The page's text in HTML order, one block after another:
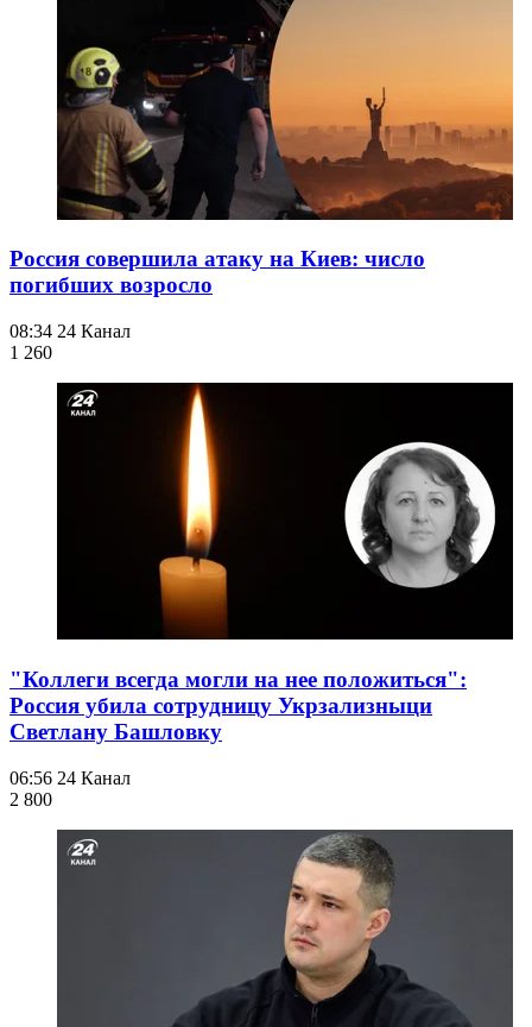
Россия совершила атаку на Киев: число
погибших возросло
08:34 24 Канал
1 260
"Коллеги всегда могли на нее положиться":
Россия убила сотрудницу Укрзализныци
Светлану Башловку
06:56 24 Канал
2 800